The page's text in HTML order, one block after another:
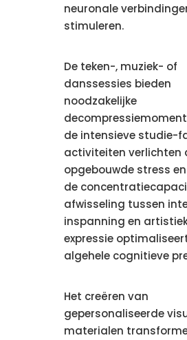
neuronale
stimuleren.
De teken-, muziek- of
danssessies bieden
noodzakelijke
de intensieve studie-
activiteiten verlichten
opgebouwde stress
de
afwisseling tussen
inspanning en
expressie
algehele cognitieve
Het creëren van
gepersonaliseerde
materialen